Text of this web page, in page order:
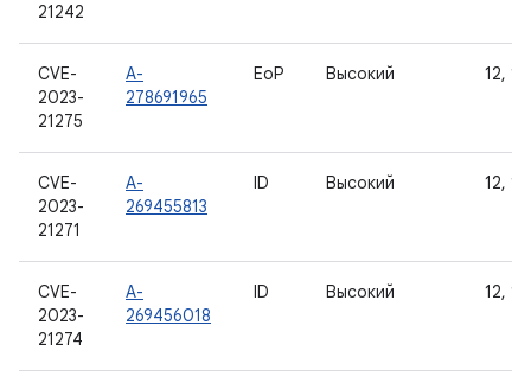
21242
CVE-
2023-
21275
A-
278691965
EoP Высокий 12,
CVE-
2023-
21271
A-
269455813
ID Высокий 12,
CVE-
2023-
21274
A-
269456018
ID Высокий 12,